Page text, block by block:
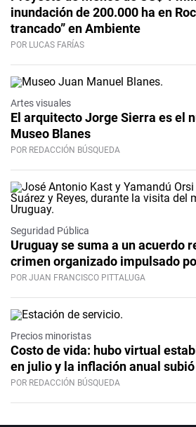
inundación de 200.000 ha en
trancado” en Ambiente
POR LUCAS FARÍAS
Artes visuales
El arquitecto Jorge Sierra es el
Museo Blanes
POR REDACCIÓN BÚSQUEDA
Seguridad Pública
Uruguay se suma a un acuerdo
crimen organizado impulsado
POR JUAN FRANCISCO PITTALUGA
Precios minoristas
Costo de vida: hubo virtual
en julio y la inflación anual subió
POR REDACCIÓN BÚSQUEDA